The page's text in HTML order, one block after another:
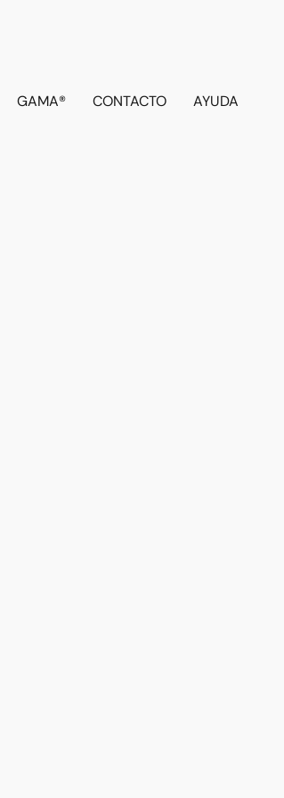
GAMA® CONTACTO AYUDA